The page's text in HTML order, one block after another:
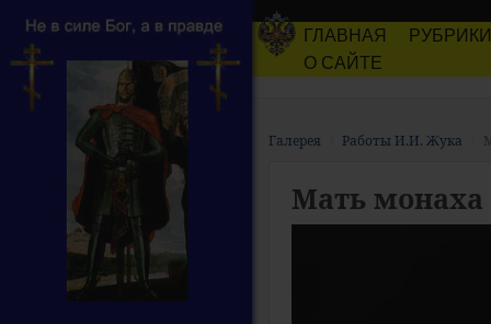
ГЛАВНАЯ
РУБРИКИ
О САЙТЕ
Галерея Работы И.И. Жука
Мать монаха